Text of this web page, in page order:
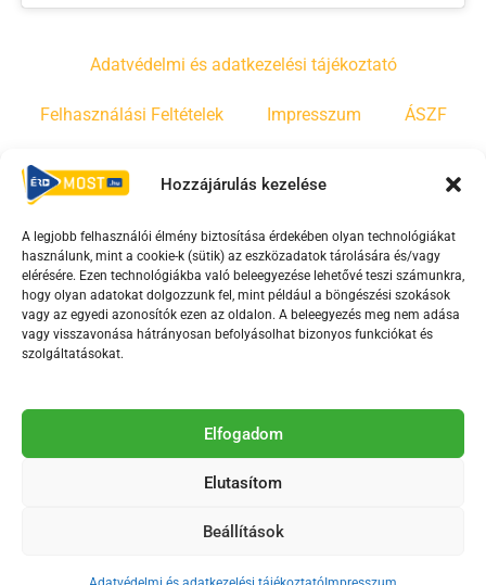
Hozzájárulás kezelése
A legjobb felhasználói élmény biztosítása érdekében olyan technológiákat
használunk, mint a cookie-k (sütik) az eszközadatok tárolására és/vagy
elérésére. Ezen technológiákba való beleegyezése lehetővé teszi számunkra,
hogy olyan adatokat dolgozzunk fel, mint például a böngészési szokások
vagy az egyedi azonosítók ezen az oldalon. A beleegyezés meg nem adása
vagy visszavonása hátrányosan befolyásolhat bizonyos funkciókat és
szolgáltatásokat.
Elfogadom
Elutasítom
Beállítások
Adatvédelmi és adatkezelési tájékoztató
Felhasználási Feltételek Impresszum ÁSZF
F
a
c
e
b
o
-
Y
o
u
t
u
e
s
r
T
i
k
t
Az Érd Média médiaszolgáltatási tevékenységét a
Médiatanács a Magyar Média Mecenatúra program
2018-2026. © Minden jog fenntartva, Érd Megyei Jogú Város